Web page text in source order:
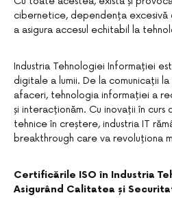
cibernetice, dependența excesivă
a asigura accesul echitabil la
Industria Tehnologiei Informației
digitale a lumii. De la comunicații
afaceri, tehnologia informației a
și interacționăm. Cu inovații în curs
tehnice în creștere, industria IT
breakthrough care va revoluționa
Certificările ISO în Industria
Asigurând Calitatea și